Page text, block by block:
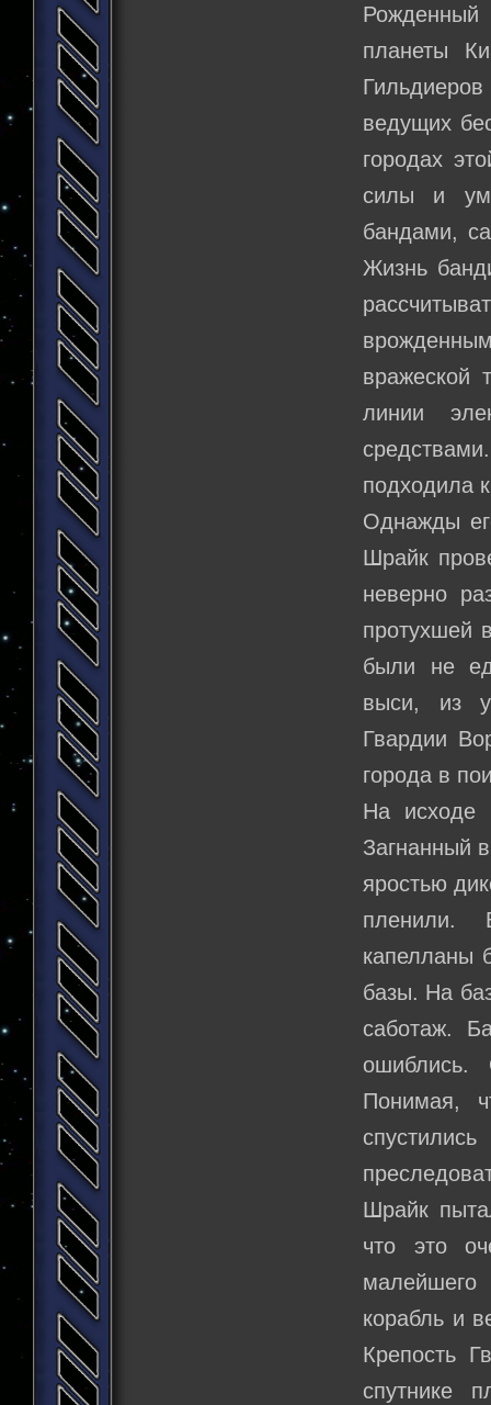
Рожденный
планеты
ведущих
городах
силы и
бандами,
Жизнь
вражеской
линии
подходила
Однажды
Шрайк
неверно
протухшей
были не
выси, из
Гвардии
города в
На исходе
Загнанный
яростью
пленили.
капелланы
базы. На
саботаж.
ошиблись.
Понимая,
Шрайк
что это
малейшего
корабль и
Крепость
спутнике